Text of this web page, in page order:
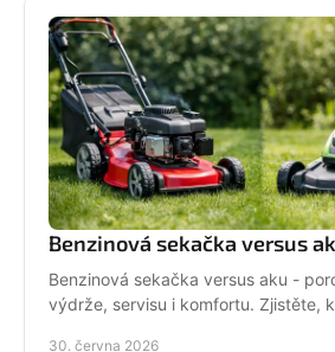
Benzinová sekačka versus
Benzinová sekačka versus aku -
výdrže, servisu i komfortu. Zjistěte,
30. června 2026